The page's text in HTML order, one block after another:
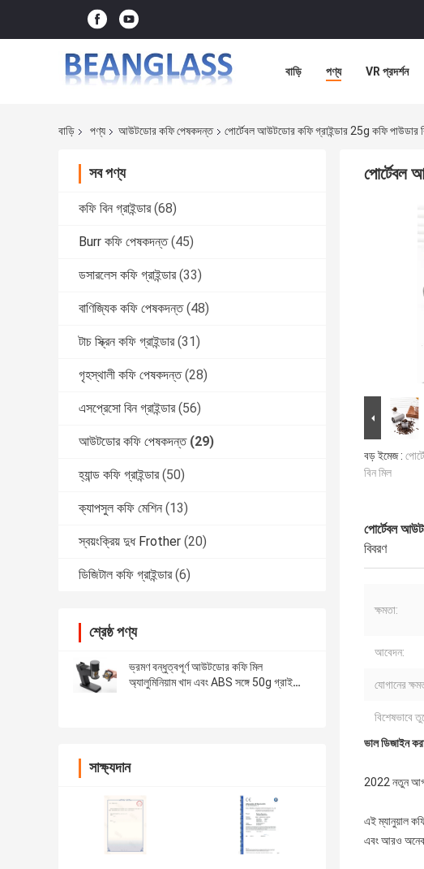
বাড়ি পণ্য VR প্রদর্শন
বাড়ি পণ্য আউটডোর কফি পেষকদন্ত পোর্টেবল আউটডোর কফি গ্রাইন্ডার 25g কফি পাউডার
সব পণ্য
কফি বিন গ্রাইন্ডার (68)
Burr কফি পেষকদন্ত (45)
ডসারলেস কফি গ্রাইন্ডার (33)
বাণিজ্যিক কফি পেষকদন্ত (48)
টাচ স্ক্রিন কফি গ্রাইন্ডার (31)
গৃহস্থালী কফি পেষকদন্ত (28)
এসপ্রেসো বিন গ্রাইন্ডার (56)
আউটডোর কফি পেষকদন্ত (29)
হ্যান্ড কফি গ্রাইন্ডার (50)
ক্যাপসুল কফি মেশিন (13)
স্বয়ংক্রিয় দুধ Frother (20)
ডিজিটাল কফি গ্রাইন্ডার (6)
শ্রেষ্ঠ পণ্য
ভ্রমণ বন্ধুত্বপূর্ণ আউটডোর কফি মিল
অ্যালুমিনিয়াম খাদ এবং ABS সঙ্গে 50g গ্রাইন্ডিং
সাক্ষ্যদান
পোর্টেবল
বড় ইমেজ :
বিন মিল
পোর্টেবল
বিবরণ
ক্ষমতা:
আবেদন:
যোগানের
বিশেষভাবে
ভাল ডিজাইন
2022 নতুন
এই ম্যানুয়াল
এবং আরও অনেক